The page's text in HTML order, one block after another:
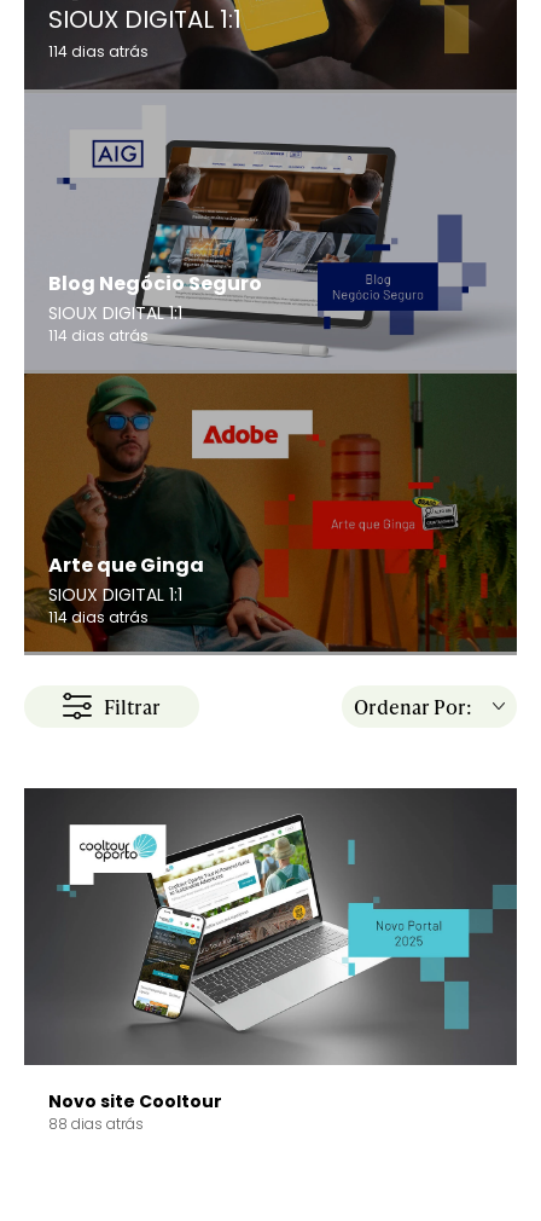
SIOUX DIGITAL 1:1
114 dias atrás
Blog Negócio Seguro
SIOUX DIGITAL 1:1
114 dias atrás
Arte que Ginga
SIOUX DIGITAL 1:1
114 dias atrás
Filtrar Ordenar Por:
Novo site Cooltour
88 dias atrás